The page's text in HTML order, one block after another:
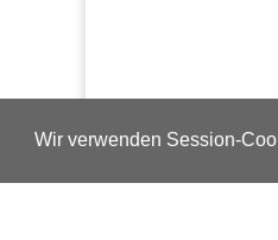
Wir verwenden Session-